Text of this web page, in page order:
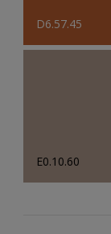
D6.57.45
E0.10.60